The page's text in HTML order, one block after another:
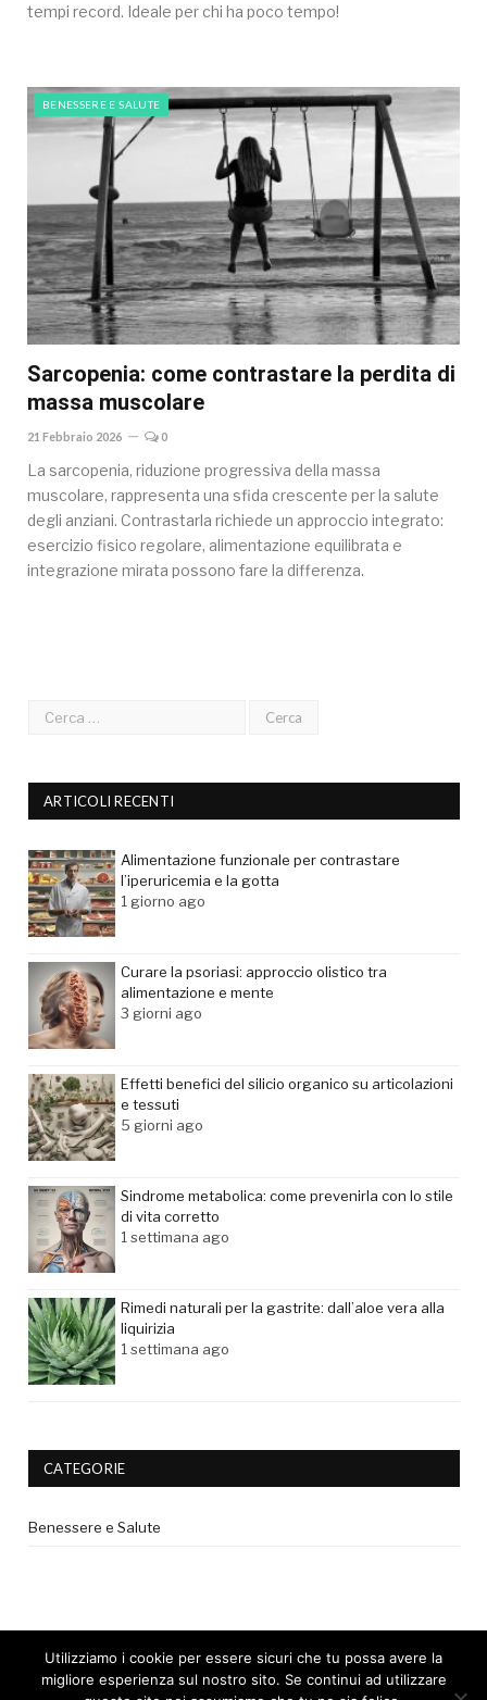
tempi record. Ideale per chi ha poco tempo!
BENESSERE E SALUTE
Sarcopenia: come contrastare la perdita di
massa muscolare
21 Febbraio 2026 0
La sarcopenia, riduzione progressiva della massa
muscolare, rappresenta una sfida crescente per la salute
degli anziani. Contrastarla richiede un approccio integrato:
esercizio fisico regolare, alimentazione equilibrata e
integrazione mirata possono fare la differenza.
ARTICOLI RECENTI
Alimentazione funzionale per contrastare
l’iperuricemia e la gotta
1 giorno ago
Curare la psoriasi: approccio olistico tra
alimentazione e mente
3 giorni ago
Effetti benefici del silicio organico su articolazioni
e tessuti
5 giorni ago
Sindrome metabolica: come prevenirla con lo stile
di vita corretto
1 settimana ago
Rimedi naturali per la gastrite: dall’aloe vera alla
liquirizia
1 settimana ago
CATEGORIE
Benessere e Salute
Utilizziamo i cookie per essere sicuri che tu possa avere la
migliore esperienza sul nostro sito. Se continui ad utilizzare